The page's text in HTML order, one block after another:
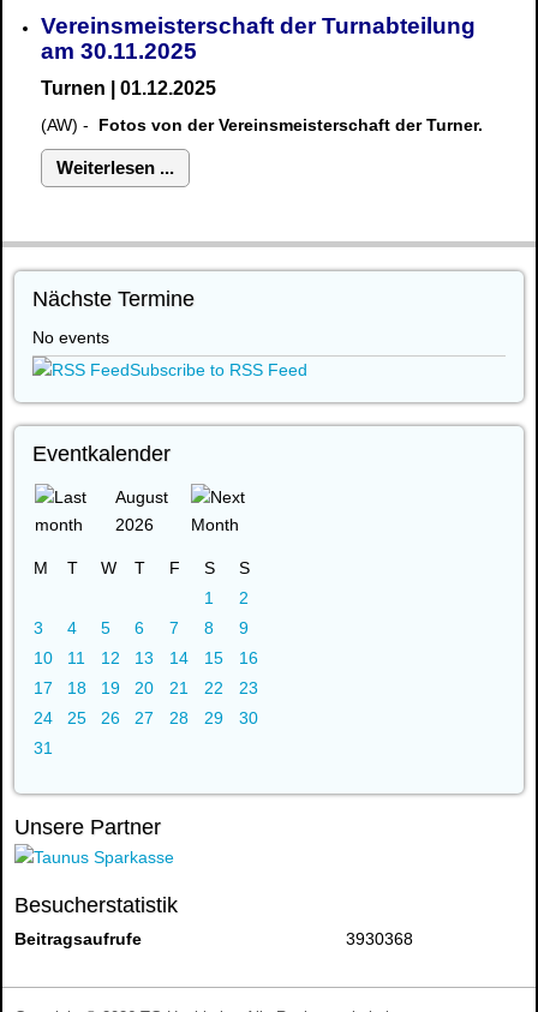
Vereinsmeisterschaft der Turnabteilung
am 30.11.2025
Turnen | 01.12.2025
(AW) - Fotos von der Vereinsmeisterschaft der Turner.
Weiterlesen ...
Nächste Termine
No events
Subscribe to RSS Feed
Eventkalender
August
2026
M T W T F S
S
1
2
3
4 5 6 7 8
9
10
11 12 13 14 15
16
17
18 19 20 21 22
23
24
25 26 27 28 29
30
31
Unsere Partner
Besucherstatistik
Beitragsaufrufe 3930368